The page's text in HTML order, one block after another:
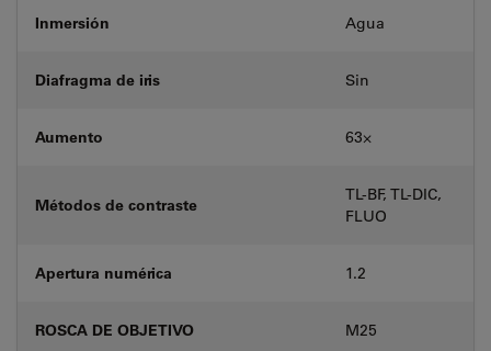
Inmersión Agua
Diafragma de iris Sin
Aumento 63⨉
Métodos de contraste
TL-BF, TL-DIC,
FLUO
Apertura numérica 1.2
ROSCA DE OBJETIVO M25